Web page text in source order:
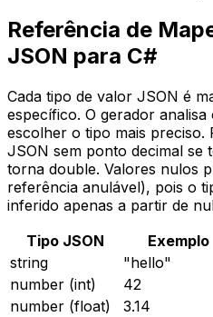
Referência de
JSON para C#
Cada tipo de valor JSON é
específico. O gerador
escolher o tipo mais
JSON sem ponto decimal se
torna double. Valores nulos
referência anulável), pois o
inferido apenas a partir de
Tipo JSON
Exemplo
string
"hello"
number (int)
42
number (float)
3.14